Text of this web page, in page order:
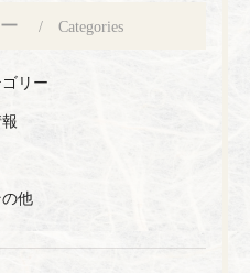
Categories
リー
他